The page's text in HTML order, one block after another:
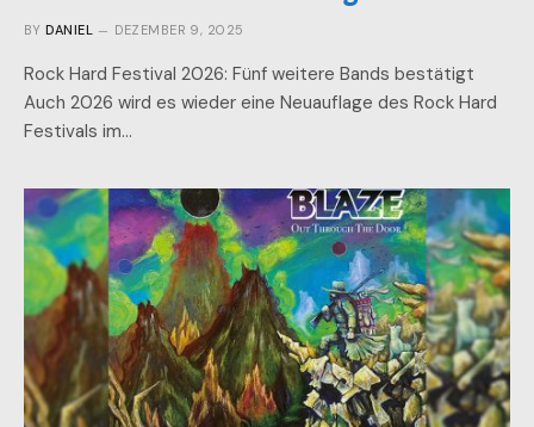
BY DANIEL DEZEMBER 9, 2025
Rock Hard Festival 2026: Fünf weitere Bands bestätigt
Auch 2026 wird es wieder eine Neuauflage des Rock Hard
Festivals im…